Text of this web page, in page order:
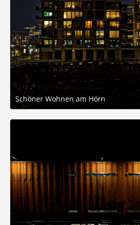
Schöner Wohnen am Hörn
10. November 2025 um
8